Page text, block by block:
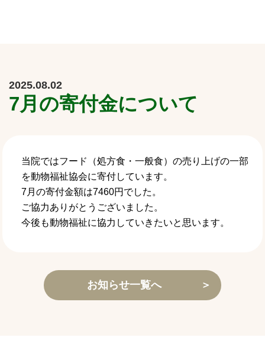
2025.08.02
7月の寄付金について
当院ではフード（処方食・一般食）の売り上げの一部
を動物福祉協会に寄付しています。
7月の寄付金額は7460円でした。
ご協力ありがとうございました。
今後も動物福祉に協力していきたいと思います。
お知らせ一覧へ ＞